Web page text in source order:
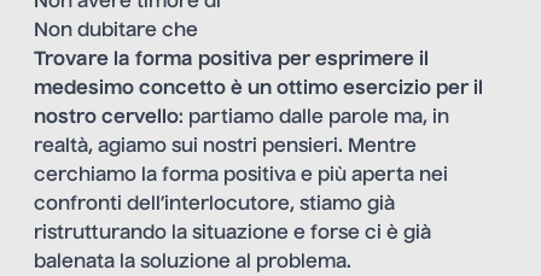
Non dubitare che
Trovare la forma positiva per esprimere il
medesimo concetto è un ottimo esercizio per il
nostro cervello: partiamo dalle parole ma, in
realtà, agiamo sui nostri pensieri. Mentre
cerchiamo la forma positiva e più aperta nei
confronti dell’interlocutore, stiamo già
ristrutturando la situazione e forse ci è già
balenata la soluzione al problema.